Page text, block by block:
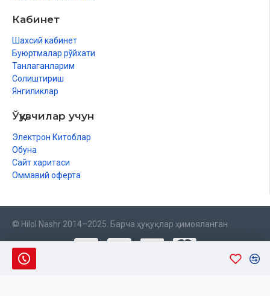
Кабинет
Шахсий кабинет
Буюртмалар рўйхати
Танлаганларим
Солиштириш
Янгиликлар
Ўқувчилар учун
Электрон Китоблар
Обуна
Сайт харитаси
Оммавий оферта
© Hilol Nashr 2014–2025. Барча ҳуқуқлар ҳимояланган